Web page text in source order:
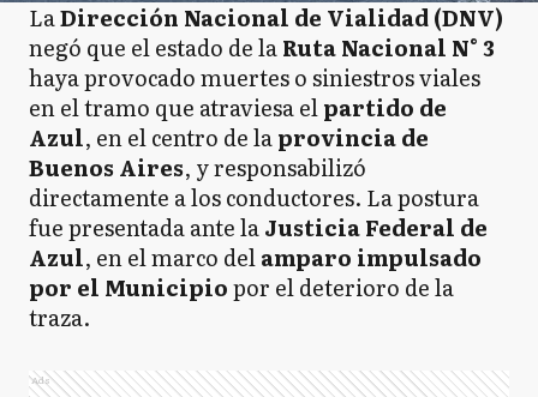
LaDirección Nacional de Vialidad (DNV)
negó que el estado de laRuta Nacional N° 3
haya provocado muertes o siniestros viales
en el tramo que atraviesa elpartido de
Azul, en el centro de laprovincia de
Buenos Aires, y responsabilizó
directamente a los conductores. La postura
fue presentada ante laJusticia Federal de
Azul, en el marco delamparo impulsado
por el Municipiopor el deterioro de la
traza.
Ads